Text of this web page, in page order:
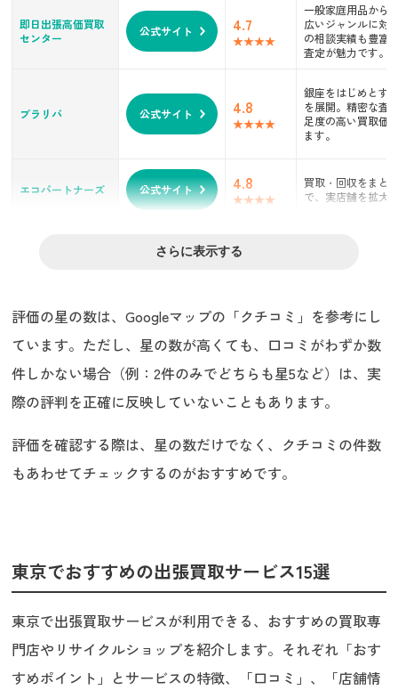
2. 訪問時に査定額を承認する
3. 金額を受け取る
飛び込みの出張買取は警戒する
売れなかったときの対処を考えておく
手数料がかからないか確認する
即日出張高価買取
センター
公式サイト 4.7
一般家庭用品から
広いジャンルに対
の相談実績も豊富
査定が魅力です。
ブラリバ 公式サイト 4.8
銀座をはじめとす
を展開。精密な査
足度の高い買取価
ます。
エコパートナーズ 公式サイト 4.8
買取・回収をまと
で、実店舗を拡大
さらに表示する
評価の星の数は、Googleマップの「クチコミ」を参考にし
ています。ただし、星の数が高くても、口コミがわずか数
件しかない場合（例：2件のみでどちらも星5など）は、実
際の評判を正確に反映していないこともあります。
評価を確認する際は、星の数だけでなく、クチコミの件数
もあわせてチェックするのがおすすめです。
東京でおすすめの出張買取サービス15選
東京で出張買取サービスが利用できる、おすすめの買取専
門店やリサイクルショップを紹介します。それぞれ「おす
すめポイント」とサービスの特徴、「口コミ」、「店舗情